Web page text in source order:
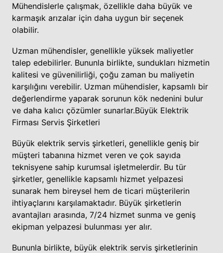
Mühendislerle çalışmak, özellikle daha büyük ve
karmaşık arızalar için daha uygun bir seçenek
olabilir.
Uzman mühendisler, genellikle yüksek maliyetler
talep edebilirler. Bununla birlikte, sundukları hizmetin
kalitesi ve güvenilirliği, çoğu zaman bu maliyetin
karşılığını verebilir. Uzman mühendisler, kapsamlı bir
değerlendirme yaparak sorunun kök nedenini bulur
ve daha kalıcı çözümler sunarlar.Büyük Elektrik
Firması Servis Şirketleri
Büyük elektrik servis şirketleri, genellikle geniş bir
müşteri tabanına hizmet veren ve çok sayıda
teknisyene sahip kurumsal işletmelerdir. Bu tür
şirketler, genellikle kapsamlı hizmet yelpazesi
sunarak hem bireysel hem de ticari müşterilerin
ihtiyaçlarını karşılamaktadır. Büyük şirketlerin
avantajları arasında, 7/24 hizmet sunma ve geniş
ekipman yelpazesi bulunması yer alır.
Bununla birlikte, büyük elektrik servis şirketlerinin